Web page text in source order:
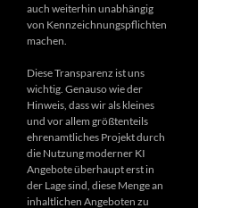
auch weiterhin unabhängig
von Kennzeichnungspflichten
machen.
Diese Transparenz ist uns
wichtig. Genauso wie der
Hinweis, dass wir als kleines
und vor allem größtenteils
ehrenamtliches Projekt durch
die Nutzung moderner KI
Angebote überhaupt erst in
der Lage sind, diese Menge an
inhaltlichen Angeboten zu